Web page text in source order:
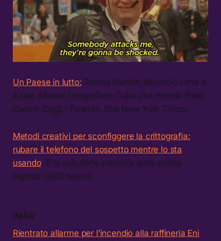
Un Paese in lutto: Tomas Munita, Mauricio Lima e
Azam Ahmed fotografano Cuba che ricorda Fidel
Castro. Oggi, i funerali. (the New York Times)
Metodi creativi per sconfiggere la crittografia:
rubare il telefono del sospetto mentre lo sta
usando. È la soluzione preferita dalla polizia
inglese. (BBC News)
Italia
Rientrato allarme per l’incendio alla raffineria Eni